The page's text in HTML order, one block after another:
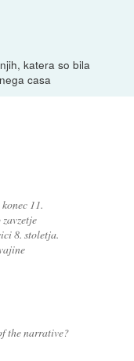
katera so bila
casa
11.
8. stoletja.
the narrative?